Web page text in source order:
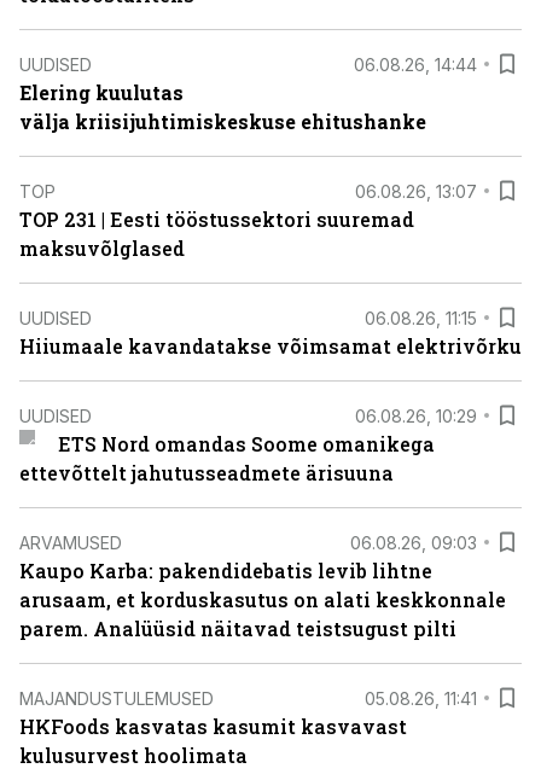
UUDISED 06.08.26, 14:44
Elering kuulutas
välja kriisijuhtimiskeskuse ehitushanke
TOP 06.08.26, 13:07
TOP 231 | Eesti tööstussektori suuremad
maksuvõlglased
UUDISED 06.08.26, 11:15
Hiiumaale kavandatakse võimsamat elektrivõrku
UUDISED 06.08.26, 10:29
ETS Nord omandas Soome omanikega
ettevõttelt jahutusseadmete ärisuuna
ARVAMUSED 06.08.26, 09:03
Kaupo Karba: pakendidebatis levib lihtne
arusaam, et korduskasutus on alati keskkonnale
parem. Analüüsid näitavad teistsugust pilti
MAJANDUSTULEMUSED 05.08.26, 11:41
HKFoods kasvatas kasumit kasvavast
kulusurvest hoolimata